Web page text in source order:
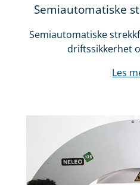
Semiautomatiske
Semiautomatiske
driftssikkerhet
Les